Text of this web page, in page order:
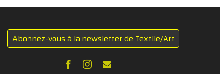
Abonnez-vous à la newsletter de Textile/Art